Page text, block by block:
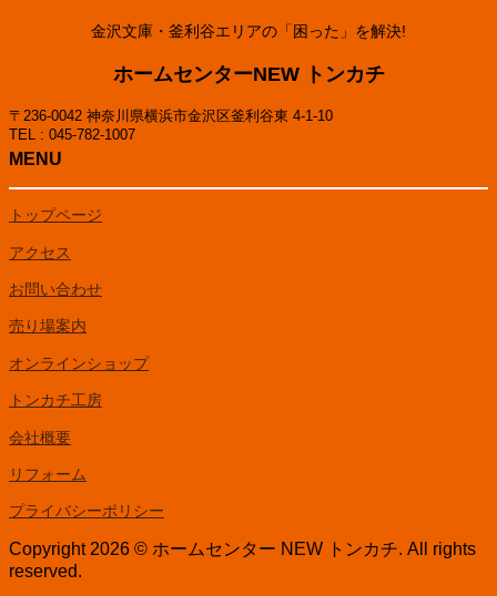
金沢文庫・釜利谷エリアの「困った」を解決!
ホームセンターNEW トンカチ
〒236-0042 神奈川県横浜市金沢区釜利谷東 4-1-10
TEL : 045-782-1007
MENU
トップページ
アクセス
お問い合わせ
売り場案内
オンラインショップ
トンカチ工房
会社概要
リフォーム
プライバシーポリシー
Copyright 2026 © ホームセンター NEW トンカチ. All rights
reserved.